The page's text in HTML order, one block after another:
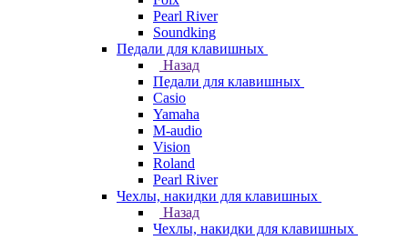
Pearl River
Soundking
Педали для клавишных
Назад
Педали для клавишных
Casio
Yamaha
M-audio
Vision
Roland
Pearl River
Чехлы, накидки для клавишных
Назад
Чехлы, накидки для клавишных